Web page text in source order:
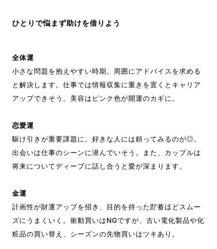
ひとりで悩まず助けを借りよう
全体運
小さな問題を抱えやすい時期。周囲にアドバイスを求める
と解決します。仕事では情報収集に重きを置くとキャリア
アップできそう。美容はピンク色が開運のカギに。
恋愛運
駆け引きが重要課題に。好きな人には頼ってみるのが◎。
出会いは仕事のシーンに潜んでいそう。また、カップルは
将来についてディープに話し合うと愛が深まります。
金運
計画性が財運アップを招き、目的を持った貯蓄ほどスムー
ズにうまくいく。衝動買いはNGですが、古い電化製品や化
粧品の買い替え、シーズンの先物買いはツキあり。